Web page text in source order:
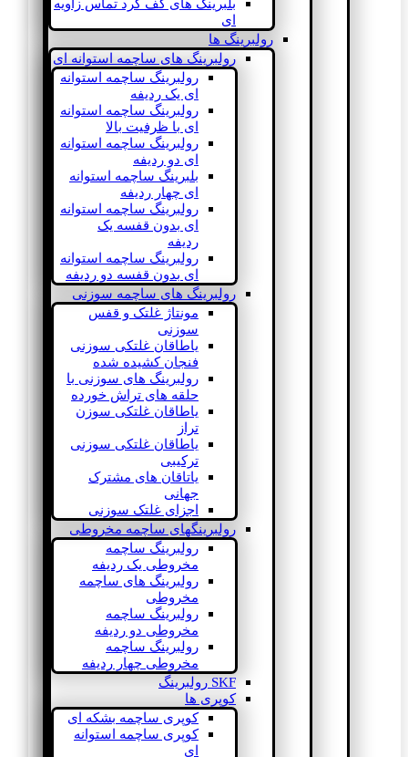
بلبرینگ های کف گرد تماس زاویه
ای
رولبرینگ ها
رولبرینگ های ساچمه استوانه ای
رولبرینگ ساچمه استوانه
ای یک ردیفه
رولبرینگ ساچمه استوانه
ای با ظرفیت بالا
رولبرینگ ساچمه استوانه
ای دو ردیفه
بلبرینگ ساچمه استوانه
ای چهار ردیفه
رولبرینگ ساچمه استوانه
ای بدون قفسه یک
ردیفه
رولبرینگ ساچمه استوانه
ای بدون قفسه دو ردیفه
رولبرینگ های ساچمه سوزنی
مونتاژ غلتک و قفس
سوزنی
یاطاقان غلتکی سوزنی
فنجان کشیده شده
رولبرینگ های سوزنی با
حلقه های تراش خورده
یاطاقان غلتکی سوزن
تراز
یاطاقان غلتکی سوزنی
ترکیبی
یاتاقان های مشترک
جهانی
اجزای غلتک سوزنی
رولبرینگهای ساچمه مخروطی
رولبرینگ ساچمه
مخروطی یک ردیفه
رولبرینگ های ساچمه
مخروطی
رولبرینگ ساچمه
مخروطی دو ردیفه
رولبرینگ ساچمه
مخروطی چهار ردیفه
SKF رولبرینگ
کوپری ها
کوپری ساچمه بشکه ای
کوپری ساچمه استوانه
ای